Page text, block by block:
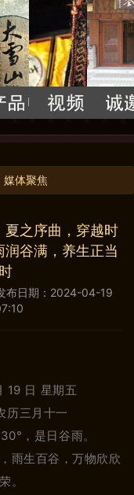
媒体聚焦
之序曲，穿越时
谷满，养生正当
时
布日期：2024-04-19
19 日 星期五
历三月十一
，是日谷雨。
雨生百谷，万物欣欣
。